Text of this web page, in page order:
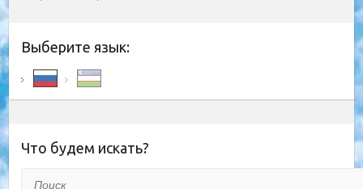
Выберите язык:
Что будем искать?